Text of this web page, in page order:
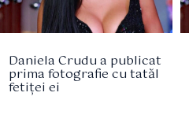
Daniela Crudu a publicat
prima fotografie cu tatăl
fetiței ei